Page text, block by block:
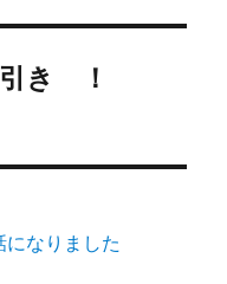
き ！
なりました